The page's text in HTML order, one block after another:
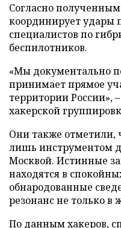
Согласно
координирует удары
специалистов по
беспилотников.
«Мы документально
принимает прямое
территории России»,
хакерской
Они также отметили,
лишь инструментом
Москвой. Истинные
находятся в
обнародованные
резонанс не только в
По данным хакеров,